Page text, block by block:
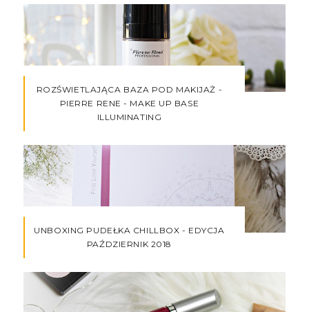
ROZŚWIETLAJĄCA BAZA POD MAKIJAŻ -
PIERRE RENE - MAKE UP BASE
ILLUMINATING
UNBOXING PUDEŁKA CHILLBOX - EDYCJA
PAŹDZIERNIK 2018